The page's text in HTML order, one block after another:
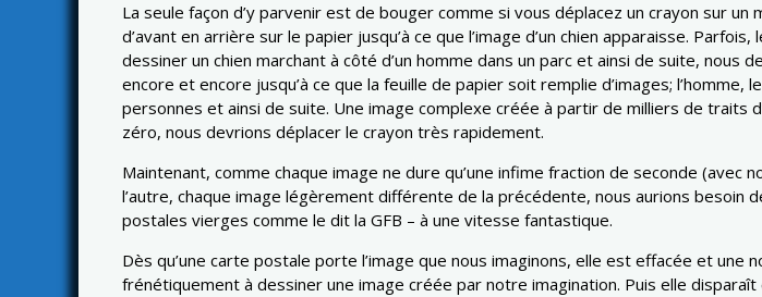
La seule façon d’y parvenir est de bouger comme si vous déplacez un crayon sur
d’avant en arrière sur le papier jusqu’à ce que l’image d’un chien apparaisse.
dessiner un chien marchant à côté d’un homme dans un parc et ainsi de suite,
encore et encore jusqu’à ce que la feuille de papier soit remplie d’images;
personnes et ainsi de suite. Une image complexe créée à partir de milliers de traits
zéro, nous devrions déplacer le crayon très rapidement.
Maintenant, comme chaque image ne dure qu’une infime fraction de seconde (avec
l’autre, chaque image légèrement différente de la précédente, nous aurions besoin
postales vierges comme le dit la GFB – à une vitesse fantastique.
Dès qu’une carte postale porte l’image que nous imaginons, elle est effacée et
frénétiquement à dessiner une image créée par notre imagination. Puis elle